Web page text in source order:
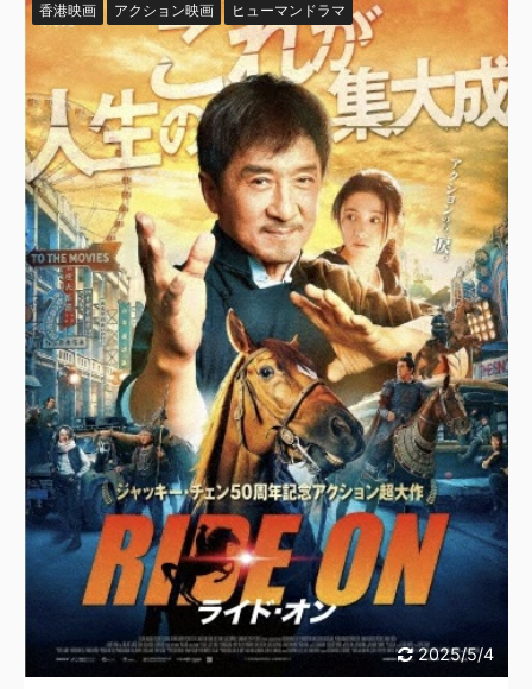
2025/5/4
香港映画 アクション映画 ヒューマンドラマ